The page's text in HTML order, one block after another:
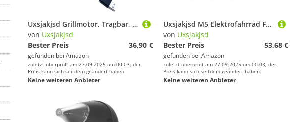
Uxsjakjsd Grillmotor, Tragbar, Einstellbare Geschwindigkeit, Hohe Torsions-BBQ-Grillfunktion mit USB-Kabel für Campingküche
von Uxsjakjsd
Bester Preis
36,90 €
gefunden bei Amazon
zuletzt überprüft am 27.09.2025 um 00:03; der
Preis kann sich seitdem geändert haben.
Keine weiteren Anbieter
Uxsjakjsd M5 Elektrofahrrad Farb-LCD-Display-Meter 36V 48V/15A 6-Röhren-Sinuswellen-Controller E-Scooter-LCD-Panel für Mountain-EBike
von Uxsjakjsd
Bester Preis
53,68 €
gefunden bei Amazon
zuletzt überprüft am 27.09.2025 um 00:03; der
Preis kann sich seitdem geändert haben.
Keine weiteren Anbieter